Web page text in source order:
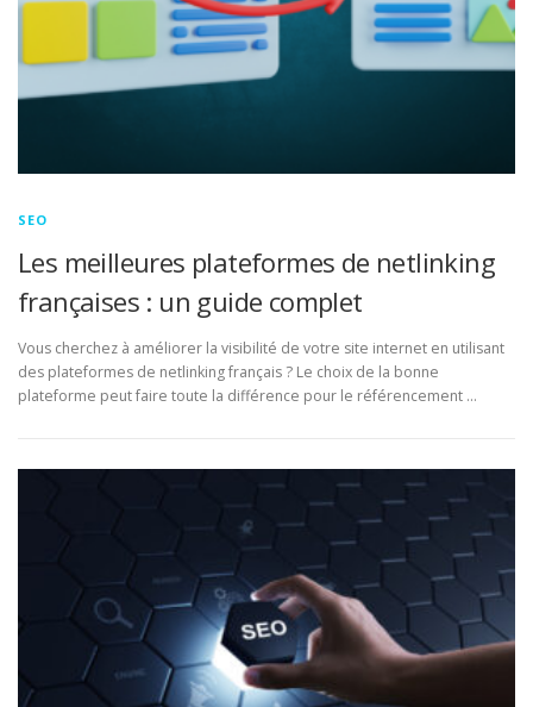
SEO
Les meilleures plateformes de netlinking
françaises : un guide complet
Vous cherchez à améliorer la visibilité de votre site internet en utilisant
des plateformes de netlinking français ? Le choix de la bonne
plateforme peut faire toute la différence pour le référencement …